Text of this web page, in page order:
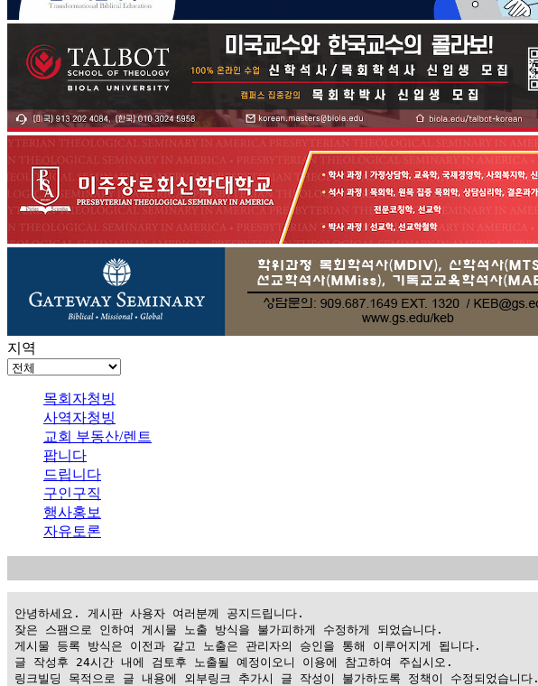
지역
목회자청빙
사역자청빙
교회 부동산/렌트
팝니다
드립니다
구인구직
행사홍보
자유토론
안녕하세요. 게시판 사용자 여러분께 공지드립니다.
잦은 스팸으로 인하여 게시물 노출 방식을 불가피하게 수정하게 되었습니다.
게시물 등록 방식은 이전과 같고 노출은 관리자의 승인을 통해 이루어지게 됩니다.
글 작성후 24시간 내에 검토후 노출될 예정이오니 이용에 참고하여 주십시오.
링크빌딩 목적으로 글 내용에 외부링크 추가시 글 작성이 불가하도록 정책이 수정되었습니다.